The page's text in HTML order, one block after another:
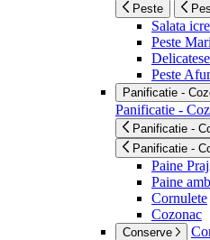
Peste
Salata icre
Peste
Peste
Panificatie -
Panificatie -
Panificatie -
Panificatie -
Paine
Paine
Cornulete
Cozonac
Conserve